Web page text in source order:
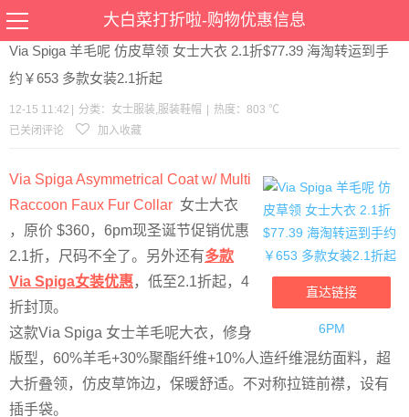
大白菜打折啦-购物优惠信息
当前位置： 优惠>女士服装服装鞋帽>文章详情
Via Spiga 羊毛呢 仿皮草领 女士大衣 2.1折$77.39 海淘转运到手
约￥653 多款女装2.1折起
12-15 11:42 分类： 女士服装, 服装鞋帽
热度：803 ℃
已关闭评论
加入收藏
直达链接
6PM
Via Spiga Asymmetrical Coat w/ Multi
Raccoon Faux Fur Collar 女士大衣
，原价 $360，6pm现圣诞节促销优惠
2.1折，尺码不全了。另外还有多款
Via Spiga女装优惠，低至2.1折起，4
折封顶。
这款Via Spiga 女士羊毛呢大衣，修身
版型，60%羊毛+30%聚酯纤维+10%人造纤维混纺面料，超
大折叠领，仿皮草饰边，保暖舒适。不对称拉链前襟，设有
插手袋。